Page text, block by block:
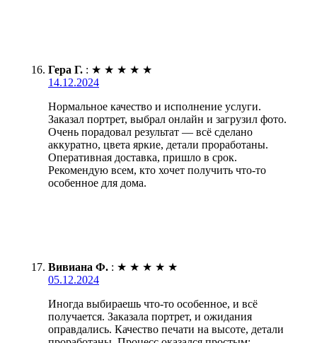
Гера Г. : ★ ★ ★ ★ ★
14.12.2024
Нормальное качество и исполнение услуги.
Заказал портрет, выбрал онлайн и загрузил фото.
Очень порадовал результат — всё сделано
аккуратно, цвета яркие, детали проработаны.
Оперативная доставка, пришло в срок.
Рекомендую всем, кто хочет получить что-то
особенное для дома.
Вивиана Ф. : ★ ★ ★ ★ ★
05.12.2024
Иногда выбираешь что-то особенное, и всё
получается. Заказала портрет, и ожидания
оправдались. Качество печати на высоте, детали